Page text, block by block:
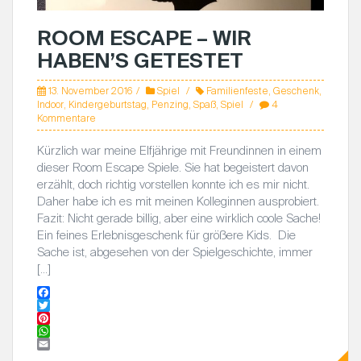
ROOM ESCAPE – WIR
HABEN’S GETESTET
13. November 2016 Spiel Familienfeste, Geschenk,
Indoor, Kindergeburtstag, Penzing, Spaß, Spiel
4
Kommentare
Kürzlich war meine Elfjährige mit Freundinnen in einem
dieser Room Escape Spiele. Sie hat begeistert davon
erzählt, doch richtig vorstellen konnte ich es mir nicht.
Daher habe ich es mit meinen Kolleginnen ausprobiert.
Fazit: Nicht gerade billig, aber eine wirklich coole Sache!
Ein feines Erlebnisgeschenk für größere Kids. Die
Sache ist, abgesehen von der Spielgeschichte, immer
[…]
F
a
c
e
T
w
i
P
iW